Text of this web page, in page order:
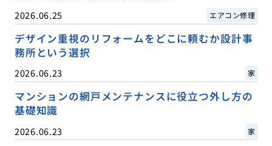
2026.06.25 エアコン修理
デザイン重視のリフォームをどこに頼むか設計事
務所という選択
2026.06.23 家
マンションの網戸メンテナンスに役立つ外し方の
基礎知識
2026.06.23 家